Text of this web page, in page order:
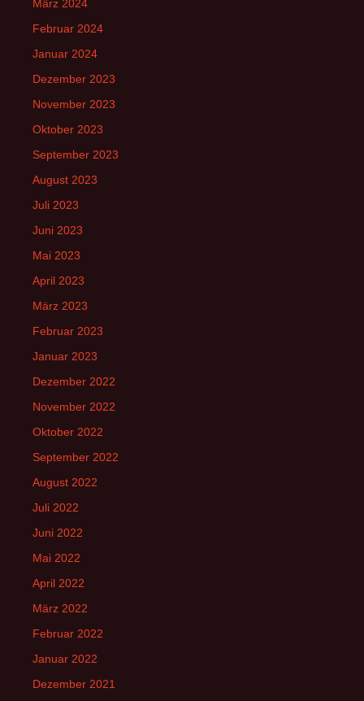
März 2024
Februar 2024
Januar 2024
Dezember 2023
November 2023
Oktober 2023
September 2023
August 2023
Juli 2023
Juni 2023
Mai 2023
April 2023
März 2023
Februar 2023
Januar 2023
Dezember 2022
November 2022
Oktober 2022
September 2022
August 2022
Juli 2022
Juni 2022
Mai 2022
April 2022
März 2022
Februar 2022
Januar 2022
Dezember 2021